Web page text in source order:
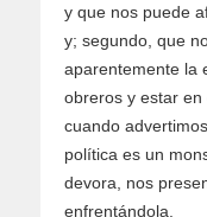
y que nos puede
y; segundo, que
aparentemente la
obreros y estar
cuando
política es un
devora, nos
enfrentándola.